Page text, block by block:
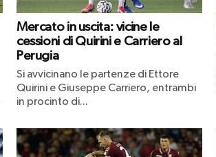
Mercato in uscita: vicine le
cessioni di Quirini e Carriero al
Perugia
Si avvicinano le partenze di Ettore
Quirini e Giuseppe Carriero, entrambi
in procinto di...